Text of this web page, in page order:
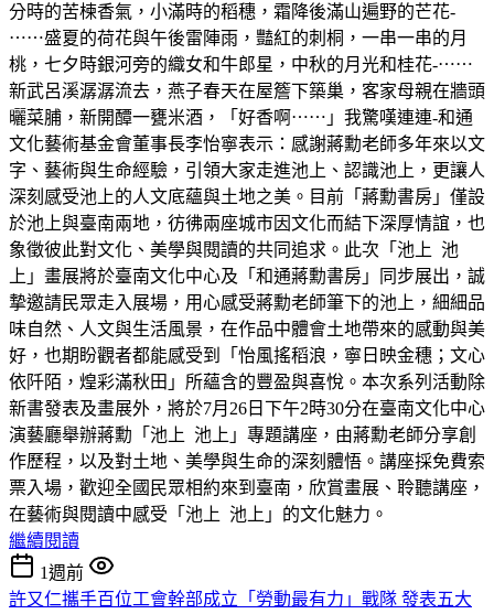
分時的苦楝香氣，小滿時的稻穗，霜降後滿山遍野的芒花-
⋯⋯盛夏的荷花與午後雷陣雨，豔紅的刺桐，一串一串的月
桃，七夕時銀河旁的織女和牛郎星，中秋的月光和桂花-⋯⋯
新武呂溪潺潺流去，燕子春天在屋簷下築巢，客家母親在牆頭
曬菜脯，新開醰一甕米酒，「好香啊⋯⋯」我驚嘆連連-和通
文化藝術基金會董事長李怡寧表示：感謝蔣勳老師多年來以文
字、藝術與生命經驗，引領大家走進池上、認識池上，更讓人
深刻感受池上的人文底蘊與土地之美。目前「蔣勳書房」僅設
於池上與臺南兩地，彷彿兩座城市因文化而結下深厚情誼，也
象徵彼此對文化、美學與閱讀的共同追求。此次「池上 池
上」畫展將於臺南文化中心及「和通蔣勳書房」同步展出，誠
摯邀請民眾走入展場，用心感受蔣勳老師筆下的池上，細細品
味自然、人文與生活風景，在作品中體會土地帶來的感動與美
好，也期盼觀者都能感受到「怡風搖稻浪，寧日映金穗；文心
依阡陌，煌彩滿秋田」所蘊含的豐盈與喜悅。本次系列活動除
新書發表及畫展外，將於7月26日下午2時30分在臺南文化中心
演藝廳舉辦蔣勳「池上 池上」專題講座，由蔣勳老師分享創
作歷程，以及對土地、美學與生命的深刻體悟。講座採免費索
票入場，歡迎全國民眾相約來到臺南，欣賞畫展、聆聽講座，
在藝術與閱讀中感受「池上 池上」的文化魅力。
繼續閱讀
1週前
許又仁攜手百位工會幹部成立「勞動最有力」戰隊 發表五大